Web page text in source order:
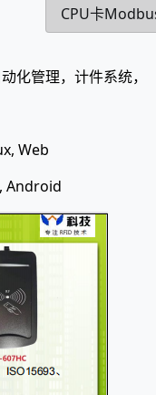
CPU卡
化管理，计件系统，
Web
Android